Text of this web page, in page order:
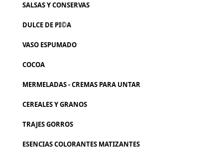
SALSAS Y CONSERVAS
DULCE DE PI©A
VASO ESPUMADO
COCOA
MERMELADAS - CREMAS PARA UNTAR
CEREALES Y GRANOS
TRAJES GORROS
ESENCIAS COLORANTES MATIZANTES